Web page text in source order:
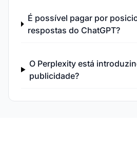
É possível pagar por
respostas do ChatGPT?
O Perplexity está
publicidade?